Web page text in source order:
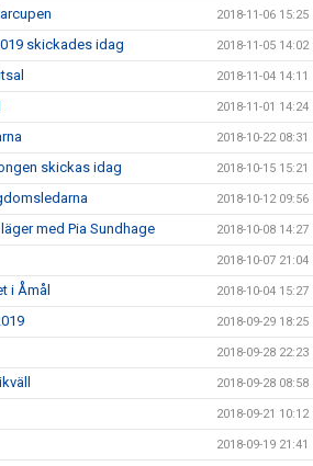
2018-11-06 15:25
skickades idag 2018-11-05 14:02
2018-11-04 14:11
2018-11-01 14:24
2018-10-22 08:31
skickas idag 2018-10-15 15:21
2018-10-12 09:56
med Pia Sundhage 2018-10-08 14:27
2018-10-07 21:04
i Åmål 2018-10-04 15:27
2018-09-29 18:25
2018-09-28 22:23
2018-09-28 08:58
2018-09-21 10:12
2018-09-19 21:41